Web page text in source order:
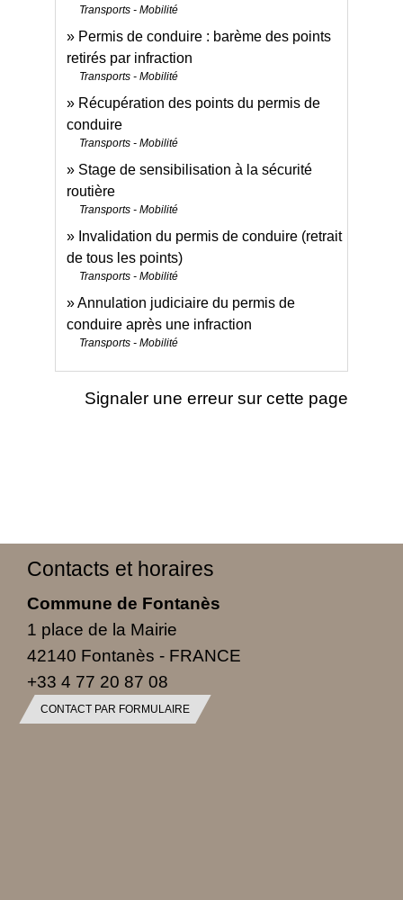
Transports - Mobilité
Permis de conduire : barème des points
retirés par infraction
Transports - Mobilité
Récupération des points du permis de
conduire
Transports - Mobilité
Stage de sensibilisation à la sécurité
routière
Transports - Mobilité
Invalidation du permis de conduire (retrait
de tous les points)
Transports - Mobilité
Annulation judiciaire du permis de
conduire après une infraction
Transports - Mobilité
Signaler une erreur sur cette page
Contacts et horaires
Commune de Fontanès
1 place de la Mairie
42140 Fontanès - FRANCE
+33 4 77 20 87 08
CONTACT PAR FORMULAIRE